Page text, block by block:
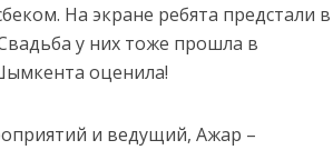
На экране ребята предстали в
у них тоже прошла в
оценила!
и ведущий, Ажар –